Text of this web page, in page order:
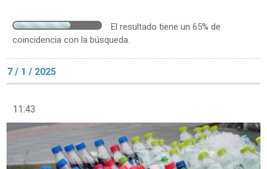
El resultado tiene un 65% de
coincidencia con la búsqueda.
7 / 1 / 2025
11:43